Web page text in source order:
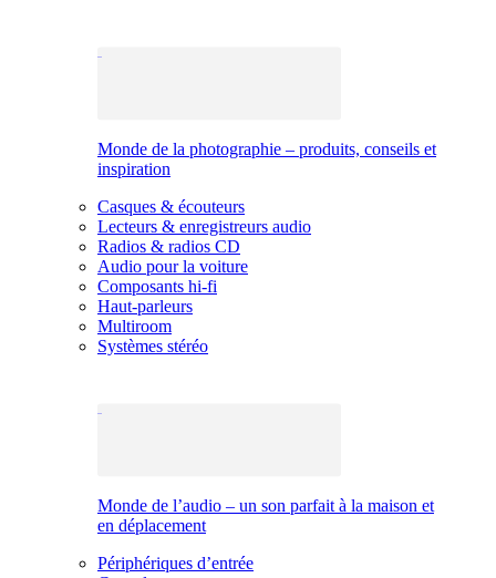
Monde de la photographie – produits, conseils et
inspiration
Casques & écouteurs
Lecteurs & enregistreurs audio
Radios & radios CD
Audio pour la voiture
Composants hi-fi
Haut-parleurs
Multiroom
Systèmes stéréo
Monde de l’audio – un son parfait à la maison et
en déplacement
Périphériques d’entrée